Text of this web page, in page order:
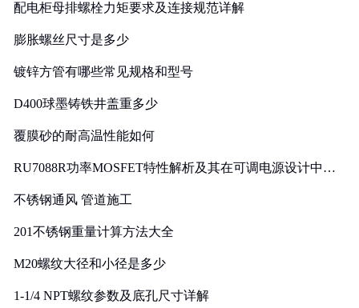
配电柜母排螺栓力矩要求及连接规范详解
膨胀螺丝尺寸是多少
镀锌方管有哪些常见规格和型号
D400球墨铸铁井盖重多少
覆膜砂的耐高温性能如何
RU7088R功率MOSFET特性解析及其在可调电源设计中的
不锈钢通风 管道施工
201不锈钢重量计算方法大全
M20螺纹大径和小径是多少
1-1/4 NPT螺纹参数及底孔尺寸详解